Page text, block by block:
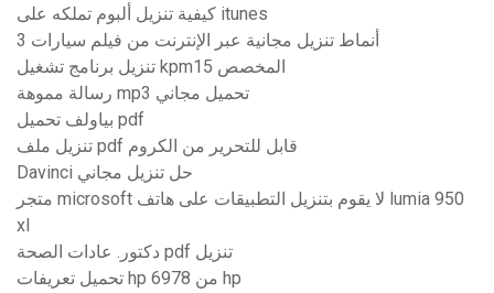
كيفية تنزيل ألبوم تملكه على itunes
أنماط تنزيل مجانية عبر الإنترنت من فيلم سيارات 3
تنزيل برنامج تشغيل kpm15 المخصص
رسالة مموهة mp3 تحميل مجاني
بياولف تحميل pdf
تنزيل ملف pdf قابل للتحرير من الكروم
Davinci حل تنزيل مجاني
متجر microsoft لا يقوم بتنزيل التطبيقات على هاتف lumia 950
xl
دكتور. عادات الصحة pdf تنزيل
تحميل تعريفات hp 6978 من hp